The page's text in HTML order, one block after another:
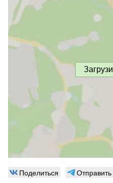
Поделиться Отправить